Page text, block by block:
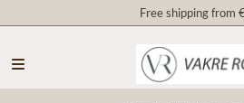
Free shipping from